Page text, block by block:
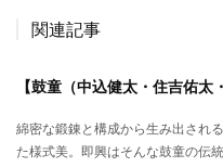
関連記事
綿密な鍛錬と構成から生み出され
た様式美。即興はそんな鼓童の伝